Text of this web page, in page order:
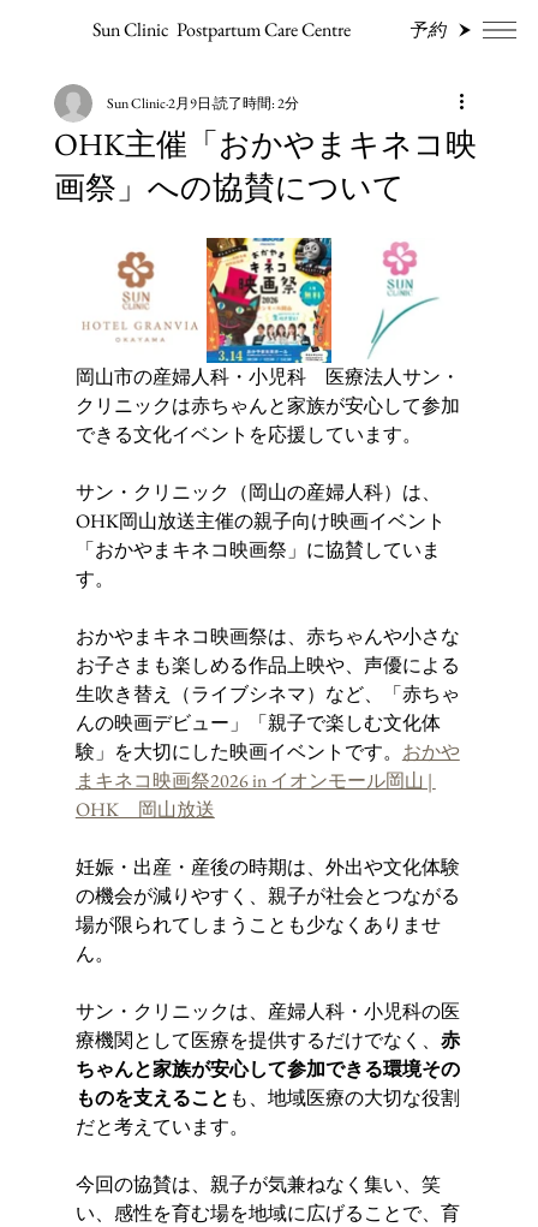
Sun Clinic Postpartum Care Centre 予約
OHK主催「おかやまキネコ映
画祭」への協賛について
Sun Clinic2月9日 読了時間: 2分
岡山市の産婦人科・小児科　医療法人サン・
クリニックは赤ちゃんと家族が安心して参加
できる文化イベントを応援しています。
サン・クリニック（岡山の産婦人科）は、
OHK岡山放送主催の親子向け映画イベント
「おかやまキネコ映画祭」に協賛していま
す。
おかやまキネコ映画祭は、赤ちゃんや小さな
お子さまも楽しめる作品上映や、声優による
生吹き替え（ライブシネマ）など、「赤ちゃ
んの映画デビュー」「親子で楽しむ文化体
験」を大切にした映画イベントです。 おかや
まキネコ映画祭2026 in イオンモール岡山 |
OHK　岡山放送
妊娠・出産・産後の時期は、外出や文化体験
の機会が減りやすく、親子が社会とつながる
場が限られてしまうことも少なくありませ
ん。
サン・クリニックは、産婦人科・小児科の医
療機関として医療を提供するだけでなく、 赤
ちゃんと家族が安心して参加できる環境その
ものを支えること も、地域医療の大切な役割
だと考えています。
今回の協賛は、親子が気兼ねなく集い、笑
い、感性を育む場を地域に広げることで、育